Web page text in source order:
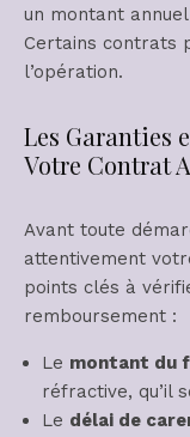
un montant
Certains contrats
l’opération.
Les Garanties
Votre Contrat
Avant toute
attentivement
points clés à
remboursement :
Le montant du
réfractive, qu’il
Le délai de